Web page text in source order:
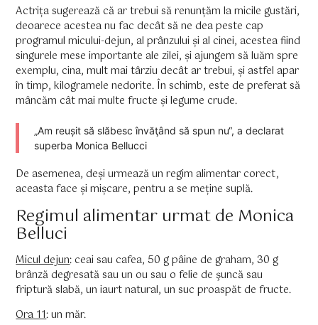
Actrița sugerează că ar trebui să renunțăm la micile gustări,
deoarece acestea nu fac decât să ne dea peste cap
programul micului-dejun, al prânzului și al cinei, acestea fiind
singurele mese importante ale zilei, și ajungem să luăm spre
exemplu, cina, mult mai târziu decât ar trebui, și astfel apar
în timp, kilogramele nedorite. În schimb, este de preferat să
mâncăm cât mai multe fructe și legume crude.
„Am reușit să slăbesc învăţând să spun nu“, a declarat
superba Monica Bellucci
De asemenea, deși urmează un regim alimentar corect,
aceasta face și mișcare, pentru a se meține suplă.
Regimul alimentar urmat de Monica
Belluci
Micul dejun: ceai sau cafea, 50 g pâine de graham, 30 g
brânză degresată sau un ou sau o felie de şuncă sau
friptură slabă, un iaurt natural, un suc proaspăt de fructe.
Ora 11: un măr.